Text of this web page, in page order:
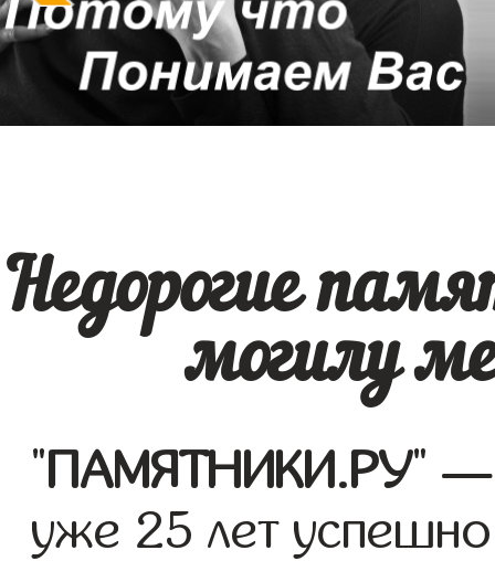
Недорогие
могилу
"ПАМЯТНИКИ.РУ" —
уже 25 лет